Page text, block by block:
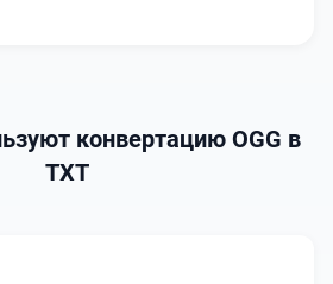
конвертацию OGG в
TXT